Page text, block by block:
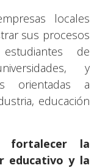
locales
sus procesos
de
y
orientadas a
educación
fortalecer la
educativo y la